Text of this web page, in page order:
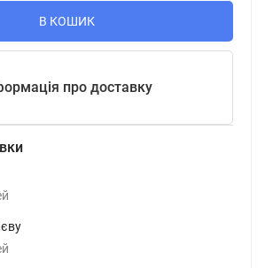
В КОШИК
про доставку